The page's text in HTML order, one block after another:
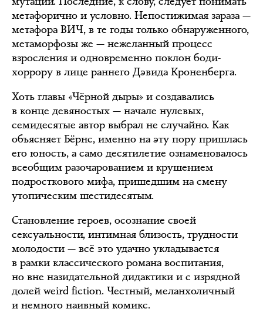
метафорично и условно. Непостижимая зараза —
метафора ВИЧ, в те годы только обнаруженного,
метаморфозы же — нежеланный процесс
взросления и одновременно поклон боди-
хоррору в лице раннего Дэвида Кроненберга.
Хоть главы «Чёрной дыры» и создавались
в конце девяностых — начале нулевых,
семидесятые автор выбрал не случайно. Как
объясняет Бёрнс, именно на эту пору пришлась
его юность, а само десятилетие ознаменовалось
всеобщим разочарованием и крушением
подросткового мифа, пришедшим на смену
утопическим шестидесятым.
Становление героев, осознание своей
сексуальности, интимная близость, трудности
молодости — всё это удачно укладывается
в рамки классического романа воспитания,
но вне назидательной дидактики и с изрядной
долей weird fiction. Честный, меланхоличный
и немного наивный комикс.